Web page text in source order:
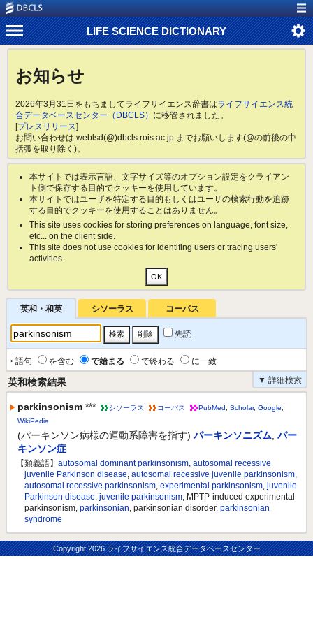
LIFE SCIENCE DICTIONARY
お知らせ
2026年3月31日をもちましてライフサイエンス辞書はライフサイエンス統
合データベースセンター（DBCLS） に移管されました。
[プレスリリース]
お問い合わせは weblsd(@)dbcls.rois.ac.jp までお願いします(@の前後の中
括弧を取り除く)。
本サイトでは表示言語、文字サイズ等のオプション設定をクライアン
ト側で保存する目的でクッキーを使用しています。
本サイトではユーザを特定する目的もしくはユーザの検索行動を追跡
する目的でクッキーを使用することはありません。
This site uses cookies for storing preferences on language, font size,
etc... on the client side.
This site does not use cookies for identifing users or tracing users'
activities.
英和・和英 シソーラス コーパス
先読
‣ 語句 を含む で始まる で終わる
に一致
▼ 詳細検索
英和検索結果
parkinsonism *** シソーラス コーパス PubMed Scholar, Google
WikiPedia
(パーキンソン病様の運動系障害を指す) パーキンソニズム パー
キンソン症
【類義語】 autosomal dominant parkinsonism, autosomal recessive
juvenile Parkinson disease, autosomal recessive juvenile parkinsonism,
autosomal recessive parkinsonism, experimental parkinsonism, juvenile
Parkinson disease, juvenile parkinsonism, MPTP-induced experimental
parkinsonism, parkinsonian, parkinsonian disorder, parkinsonian
syndrome
Copyright2026 ライフサイエンス統合データベースセンター